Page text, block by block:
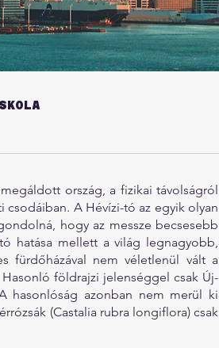
ország, a fizikai távolságról
csodáiban. A Hévízi-tó az egyik olyan
hogy az messze becsesebb
hatása mellett a világ legnagyobb,
fürdőházával nem véletlenül vált a
földrajzi jelenséggel csak Új-
hasonlóság azonban nem merül ki
(Castalia rubra longiflora) csak